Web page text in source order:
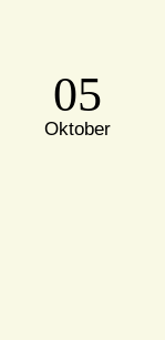
05
Oktober